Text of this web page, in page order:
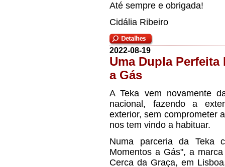
Até sempre e obrigada!
Cidália Ribeiro
2022-08-19
Uma Dupla Perfeita
a Gás
A Teka vem novamente
nacional, fazendo a
exterior, sem comprometer
nos tem vindo a habituar.
Numa parceria da Teka
Momentos a Gás", a
Cerca da Graça, em